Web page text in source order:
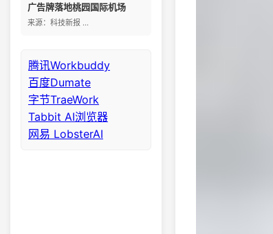
广告牌落地桃园国际机场
来源：科技新报 ...
腾讯Workbuddy
百度Dumate
字节TraeWork
Tabbit AI浏览器
网易 LobsterAI